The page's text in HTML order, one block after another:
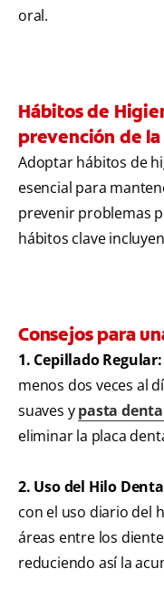
oral.
Hábitos de
prevención de
Adoptar hábitos de
esencial para
prevenir problemas
hábitos clave
Consejos para
1. Cepillado Regular:
menos dos veces al
suaves ypasta
eliminar la placa
2. Uso del Hilo
con el uso diario del
áreas entre los
reduciendo así la